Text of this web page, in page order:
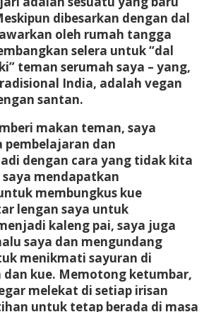
dibesarkan dengan dal
oleh rumah tangga
selera untuk “dal
teman serumah saya – yang,
India, adalah vegan
santan.
makan teman, saya
pembelajaran dan
dengan cara yang tidak kita
mendapatkan
membungkus kue
lengan saya untuk
kaleng pai, saya juga
saya dan mengundang
menikmati sayuran di
kue. Memotong ketumbar,
melekat di setiap irisan
untuk tetap berada di masa